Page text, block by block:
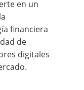
en un
financiera
de
digitales